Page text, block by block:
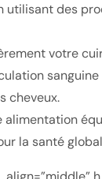
utilisant des
votre
cheveux.
alimentation
la santé